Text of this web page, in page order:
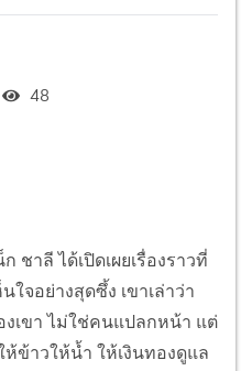
48
ชาลี ได้เปิดเผยเรื่องราวที่
จอย่างสุดซึ้ง เขาเล่าว่า
เขา ไม่ใช่คนแปลกหน้า แต่
ข้าวให้น้ำ ให้เงินทองดูแล